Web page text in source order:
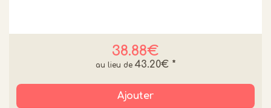
38.88€
43.20€ *
Ajouter